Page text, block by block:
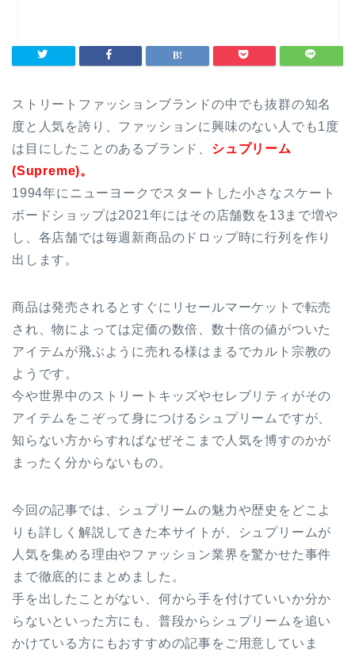
ストリートファッションブランドの中でも抜群の知名
度と人気を誇り、ファッションに興味のない人でも1度
は目にしたことのあるブランド、 シュプリーム
(Supreme)。
1994年にニューヨークでスタートした小さなスケート
ボードショップは2021年にはその店舗数を13まで増や
し、各店舗では毎週新商品のドロップ時に行列を作り
出します。
商品は発売されるとすぐにリセールマーケットで転売
され、物によっては定価の数倍、数十倍の値がついた
アイテムが飛ぶように売れる様はまるでカルト宗教の
ようです。
今や世界中のストリートキッズやセレブリティがその
アイテムをこぞって身につけるシュプリームですが、
知らない方からすればなぜそこまで人気を博すのかが
まったく分からないもの。
今回の記事では、シュプリームの魅力や歴史をどこよ
りも詳しく解説してきた本サイトが、シュプリームが
人気を集める理由やファッション業界を驚かせた事件
まで徹底的にまとめました。
手を出したことがない、何から手を付けていいか分か
らないといった方にも、普段からシュプリームを追い
かけている方にもおすすめの記事をご用意していま